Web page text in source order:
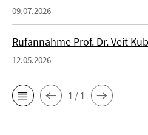
09.07.2026
Rufannahme Prof. Dr. Veit
12.05.2026
1 / 1